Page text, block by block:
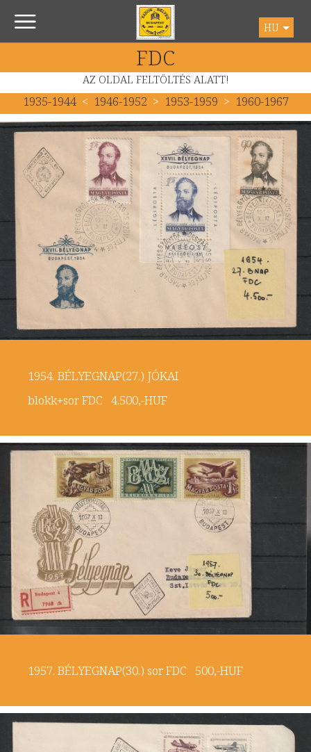
HU
FDC
AZ OLDAL FELTÖLTÉS ALATT!
1935-1944 < 1946-1952 > 1953-1959 > 1960-1967
1954. BÉLYEGNAP(27.) JÓKAI
blokk+sor FDC 4.500,-HUF
1957. BÉLYEGNAP(30.) sor FDC 500,-HUF